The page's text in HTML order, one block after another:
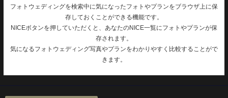
フォトウェディングを検索中に気になったフォトやプランをブラウザ上に保
存しておくことができる機能です。
NICEボタンを押していただくと、あなたのNICE一覧にフォトやプランが保
存されます。
気になるフォトウェディング写真やプランをわかりやすく比較することがで
きます。